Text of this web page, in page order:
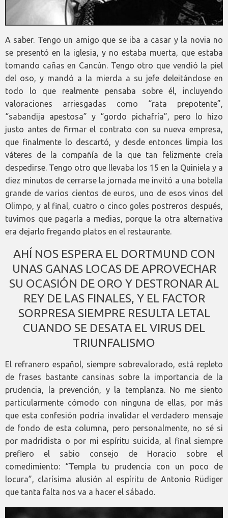
A saber. Tengo un amigo que se iba a casar y la novia no
se presentó en la iglesia, y no estaba muerta, que estaba
tomando cañas en Cancún. Tengo otro que vendió la piel
del oso, y mandó a la mierda a su jefe deleitándose en
todo lo que realmente pensaba sobre él, incluyendo
valoraciones arriesgadas como “rata prepotente”,
“sabandija apestosa” y “gordo pichafría”, pero lo hizo
justo antes de firmar el contrato con su nueva empresa,
que finalmente lo descartó, y desde entonces limpia los
váteres de la compañía de la que tan felizmente creía
despedirse. Tengo otro que llevaba los 15 en la Quiniela y a
diez minutos de cerrarse la jornada me invitó a una botella
grande de varios cientos de euros, uno de esos vinos del
Olimpo, y al final, cuatro o cinco goles postreros después,
tuvimos que pagarla a medias, porque la otra alternativa
era dejarlo fregando platos en el restaurante.
AHÍ NOS ESPERA EL DORTMUND CON
UNAS GANAS LOCAS DE APROVECHAR
SU OCASIÓN DE ORO Y DESTRONAR AL
REY DE LAS FINALES, Y EL FACTOR
SORPRESA SIEMPRE RESULTA LETAL
CUANDO SE DESATA EL VIRUS DEL
TRIUNFALISMO
El refranero español, siempre sobrevalorado, está repleto
de frases bastante cansinas sobre la importancia de la
prudencia, la prevención, y la templanza. No me siento
particularmente cómodo con ninguna de ellas, por más
que esta confesión podría invalidar el verdadero mensaje
de fondo de esta columna, pero personalmente, no sé si
por madridista o por mi espíritu suicida, al final siempre
prefiero el sabio consejo de Horacio sobre el
comedimiento: “Templa tu prudencia con un poco de
locura”, clarísima alusión al espíritu de Antonio Rüdiger
que tanta falta nos va a hacer el sábado.